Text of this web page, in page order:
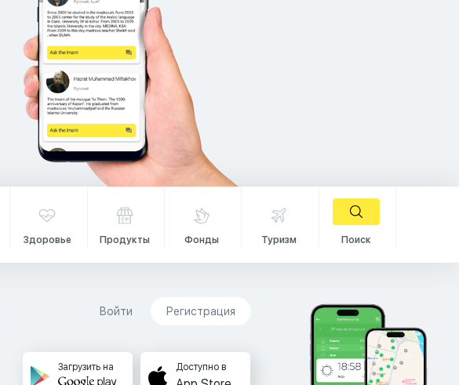
Здоровье Продукты Фонды Туризм Поиск
Войти Регистрация
Загрузить на Доступно в